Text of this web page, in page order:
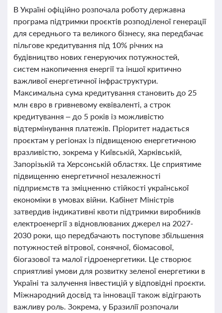
В Україні офіційно розпочала роботу державна
програма підтримки проєктів розподіленої генерації
для середнього та великого бізнесу, яка передбачає
пільгове кредитування під 10% річних на
будівництво нових генеруючих потужностей,
систем накопичення енергії та іншої критично
важливої енергетичної інфраструктури.
Максимальна сума кредитування становить до 25
млн євро в гривневому еквіваленті, а строк
кредитування – до 5 років із можливістю
відтермінування платежів. Пріоритет надається
проєктам у регіонах із підвищеною енергетичною
вразливістю, зокрема у Київській, Харківській,
Запорізькій та Херсонській областях. Це сприятиме
підвищенню енергетичної незалежності
підприємств та зміцненню стійкості української
економіки в умовах війни. Кабінет Міністрів
затвердив індикативні квоти підтримки виробників
електроенергії з відновлюваних джерел на 2027-
2030 роки, що передбачають поступове збільшення
потужностей вітрової, сонячної, біомасової,
біогазової та малої гідроенергетики. Це створює
сприятливі умови для розвитку зеленої енергетики в
Україні та залучення інвестицій у відповідні проєкти.
Міжнародний досвід та інновації також відіграють
важливу роль. Зокрема, у Бразилії розпочали